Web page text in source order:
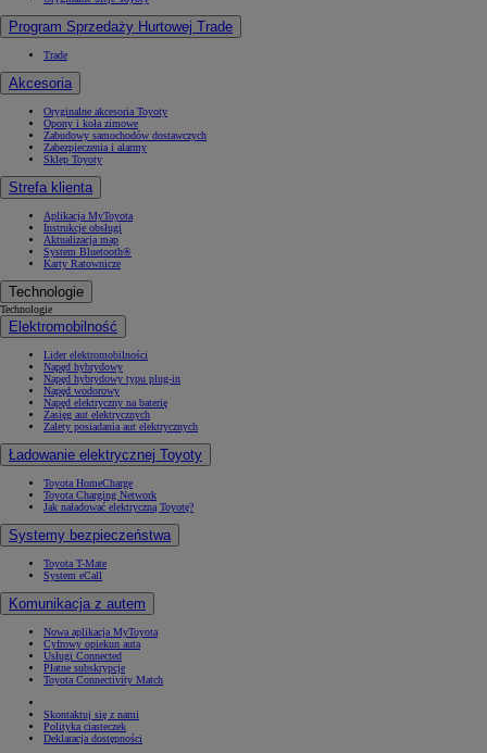
Program Sprzedaży Hurtowej Trade
Trade
Akcesoria
Oryginalne akcesoria Toyoty
Opony i koła zimowe
Zabudowy samochodów dostawczych
Zabezpieczenia i alarmy
Sklep Toyoty
Strefa klienta
Aplikacja MyToyota
Instrukcje obsługi
Aktualizacja map
System Bluetooth®
Karty Ratownicze
Technologie
Technologie
Elektromobilność
Lider elektromobilności
Napęd hybrydowy
Napęd hybrydowy typu plug-in
Napęd wodorowy
Napęd elektryczny na baterię
Zasięg aut elektrycznych
Zalety posiadania aut elektrycznych
Ładowanie elektrycznej Toyoty
Toyota HomeCharge
Toyota Charging Network
Jak naładować elektryczną Toyotę?
Systemy bezpieczeństwa
Toyota T-Mate
System eCall
Komunikacja z autem
Nowa aplikacja MyToyota
Cyfrowy opiekun auta
Usługi Connected
Płatne subskrypcje
Toyota Connectivity Match
Skontaktuj się z nami
Polityka ciasteczek
Deklaracja dostępności